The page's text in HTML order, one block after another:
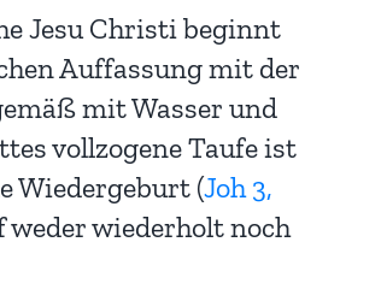
Jesu Christi beginnt
Auffassung mit der
mit Wasser und
vollzogene Taufe ist
Wiedergeburt (Joh 3,
weder wiederholt noch